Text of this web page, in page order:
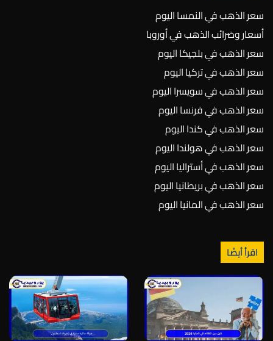
سعر الذهب في النمسا اليوم
أسعار وضرائب الذهب في أوروبا
سعر الذهب في بلجيكا اليوم
سعر الذهب في تركيا اليوم
سعر الذهب في سويسرا اليوم
سعر الذهب في فرنسا اليوم
سعر الذهب في كندا اليوم
سعر الذهب في هولندا اليوم
سعر الذهب في أستراليا اليوم
سعر الذهب في بريطانيا اليوم
سعر الذهب في المانيا اليوم
اقرأ أيضًا